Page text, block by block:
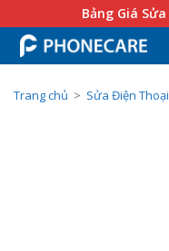
Bảng Giá
Trang chủ > Sửa Điện Thoại